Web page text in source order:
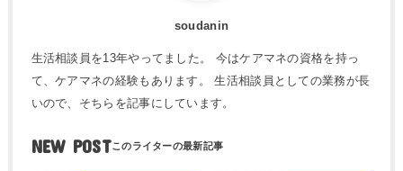
soudanin
生活相談員を13年やってました。 今はケアマネの資格を持っ
て、ケアマネの経験もあります。 生活相談員としての業務が長
いので、そちらを記事にしています。
NEW POST